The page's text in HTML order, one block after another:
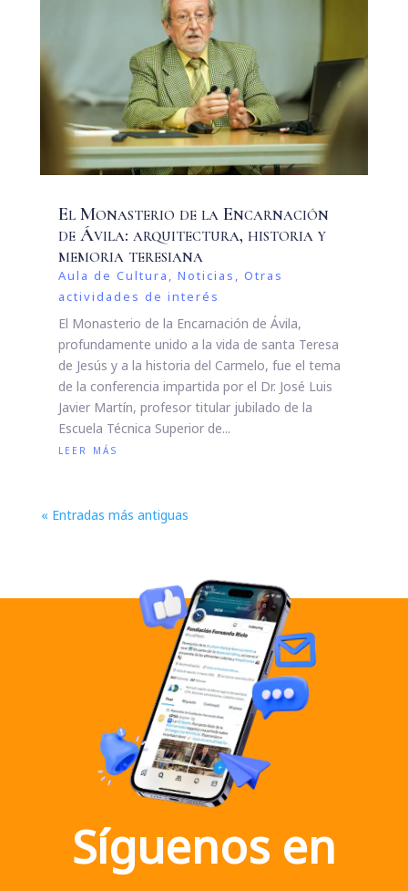
El Monasterio de la Encarnación
de Ávila: arquitectura, historia y
memoria teresiana
Aula de Cultura , Noticias , Otras
actividades de interés
El Monasterio de la Encarnación de Ávila,
profundamente unido a la vida de santa Teresa
de Jesús y a la historia del Carmelo, fue el tema
de la conferencia impartida por el Dr. José Luis
Javier Martín, profesor titular jubilado de la
Escuela Técnica Superior de...
leer más
« Entradas más antiguas
Síguenos en